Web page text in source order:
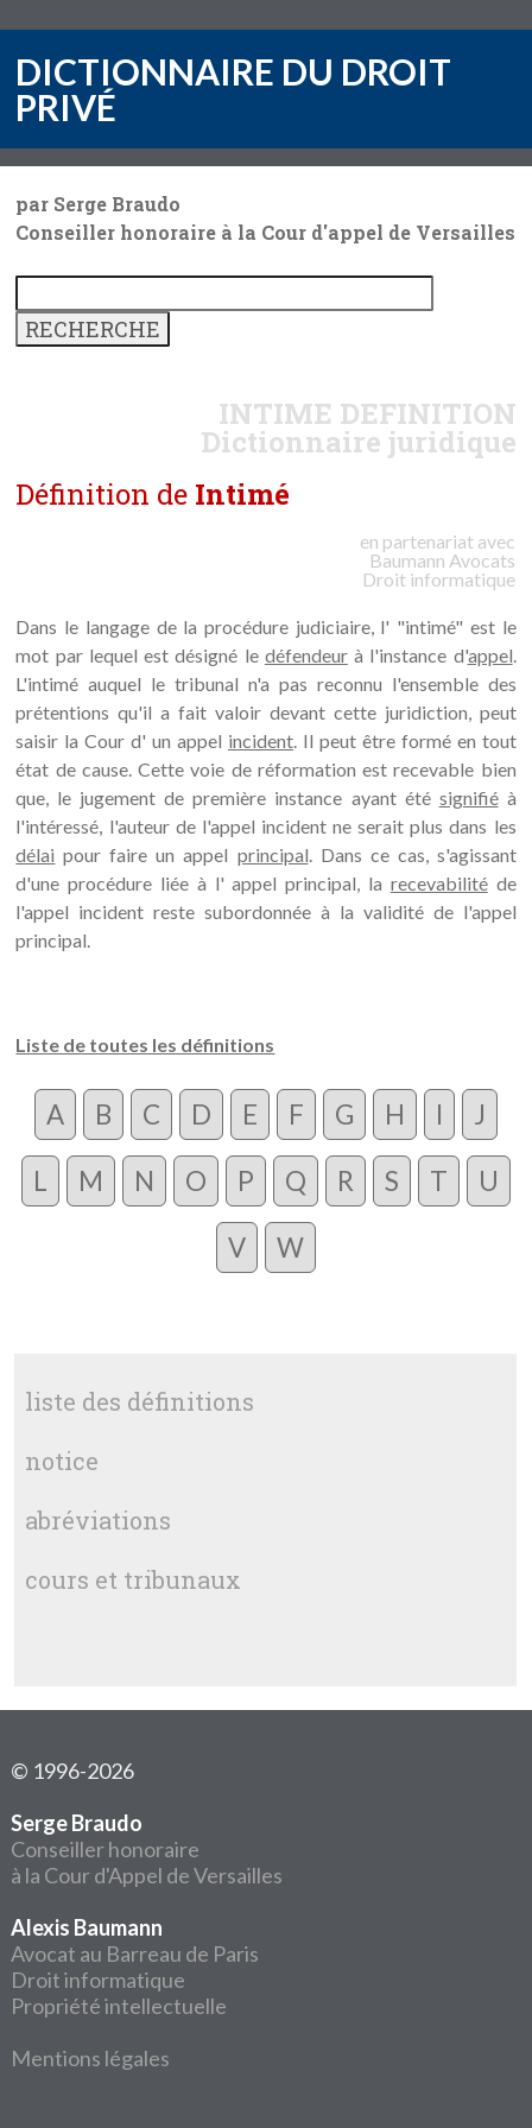
DICTIONNAIRE DU DROIT
PRIVÉ
par Serge Braudo
Conseiller honoraire à la Cour d'appel de Versailles
INTIME DEFINITION
Dictionnaire juridique
Définition de Intimé
en partenariat avec
Baumann Avocats
Droit informatique
Dans le langage de la procédure judiciaire, l' "intimé" est le
mot par lequel est désigné le défendeurà l'instance d'appel.
L'intimé auquel le tribunal n'a pas reconnu l'ensemble des
prétentions qu'il a fait valoir devant cette juridiction, peut
saisir la Cour d' un appel incident. Il peut être formé en tout
état de cause. Cette voie de réformation est recevable bien
que, le jugement de première instance ayant été signifiéà
l'intéressé, l'auteur de l'appel incident ne serait plus dans les
délai pour faire un appel principal. Dans ce cas, s'agissant
d'une procédure liée à l' appel principal, la recevabilitéde
l'appel incident reste subordonnée à la validité de l'appel
principal.
Liste de toutes les définitions
A B C D E F G H I J
L M N O P Q R S T U
V W
liste des définitions
notice
abréviations
cours et tribunaux
© 1996-2026
Serge Braudo
Conseiller honoraire
à la Cour d'Appel de Versailles
Alexis Baumann
Avocat au Barreau de Paris
Droit informatique
Propriété intellectuelle
Mentions légales